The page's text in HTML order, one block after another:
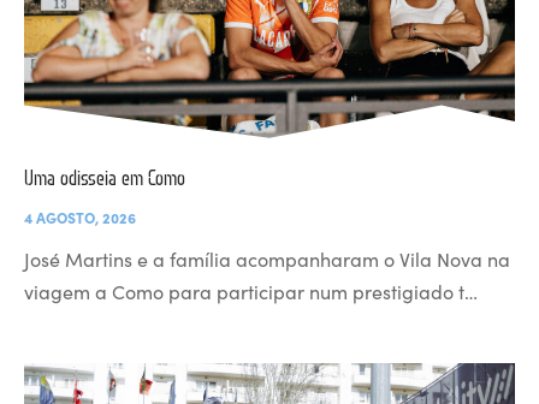
Uma odisseia em Como
4 AGOSTO, 2026
José Martins e a família acompanharam o Vila Nova na
viagem a Como para participar num prestigiado t…